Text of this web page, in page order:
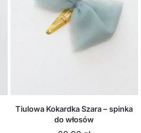
Tiulowa Kokardka Szara – spinka
do włosów